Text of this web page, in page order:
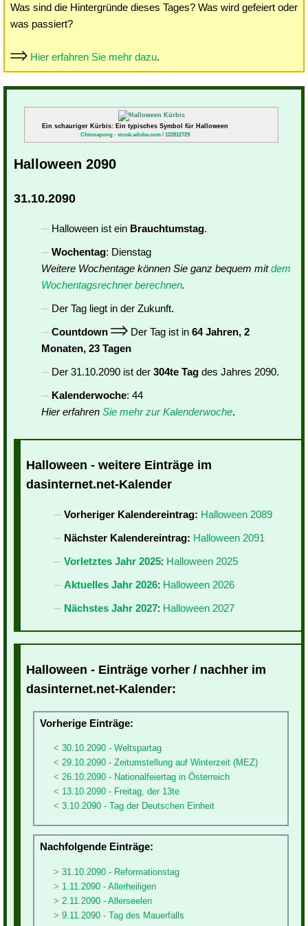
Was sind die Hintergründe dieses Tages? Was wird gefeiert oder
was passiert?
Hier erfahren Sie mehr dazu.
Ein schauriger Kürbis: Ein typisches Symbol für Halloween
Chinnapong - stock.adobe.com / 122812729
Halloween 2090
31.10.2090
Halloween ist ein Brauchtumstag.
Wochentag: Dienstag
Weitere Wochentage können Sie ganz bequem mitdem
Wochentagsrechner berechnen.
Der Tag liegt in der Zukunft.
Countdown
Der Tag ist in 64 Jahren, 2
Monaten, 23 Tagen
Der 31.10.2090 ist der 304te Tag des Jahres 2090.
Kalenderwoche: 44
Hier erfahren Sie mehr zur Kalenderwoche.
Halloween - weitere Einträge im
dasinternet.net-Kalender
Vorheriger Kalendereintrag: Halloween 2089
Nächster Kalendereintrag: Halloween 2091
Vorletztes Jahr 2025: Halloween 2025
Aktuelles Jahr 2026: Halloween 2026
Nächstes Jahr 2027: Halloween 2027
Halloween - Einträge vorher / nachher im
dasinternet.net-Kalender:
Vorherige Einträge:
30.10.2090 - Weltspartag
29.10.2090 - Zeitumstellung auf Winterzeit (MEZ)
26.10.2090 - Nationalfeiertag in Österreich
13.10.2090 - Freitag, der 13te
3.10.2090 - Tag der Deutschen Einheit
Nachfolgende Einträge:
31.10.2090 - Reformationstag
1.11.2090 - Allerheiligen
2.11.2090 - Allerseelen
9.11.2090 - Tag des Mauerfalls